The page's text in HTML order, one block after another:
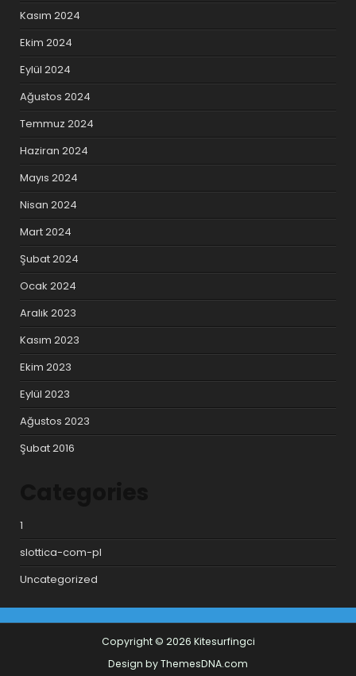
Kasım 2024
Ekim 2024
Eylül 2024
Ağustos 2024
Temmuz 2024
Haziran 2024
Mayıs 2024
Nisan 2024
Mart 2024
Şubat 2024
Ocak 2024
Aralık 2023
Kasım 2023
Ekim 2023
Eylül 2023
Ağustos 2023
Şubat 2016
1
slottica-com-pl
Uncategorized
Copyright © 2026 Kitesurfingci
Design by ThemesDNA.com